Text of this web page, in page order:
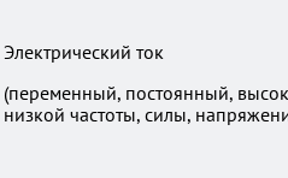
Электрический ток
(переменный, постоянный,
низкой частоты, силы,